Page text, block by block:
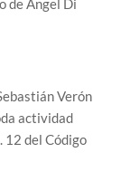
de Ángel Di
Verón
actividad
12 del Código